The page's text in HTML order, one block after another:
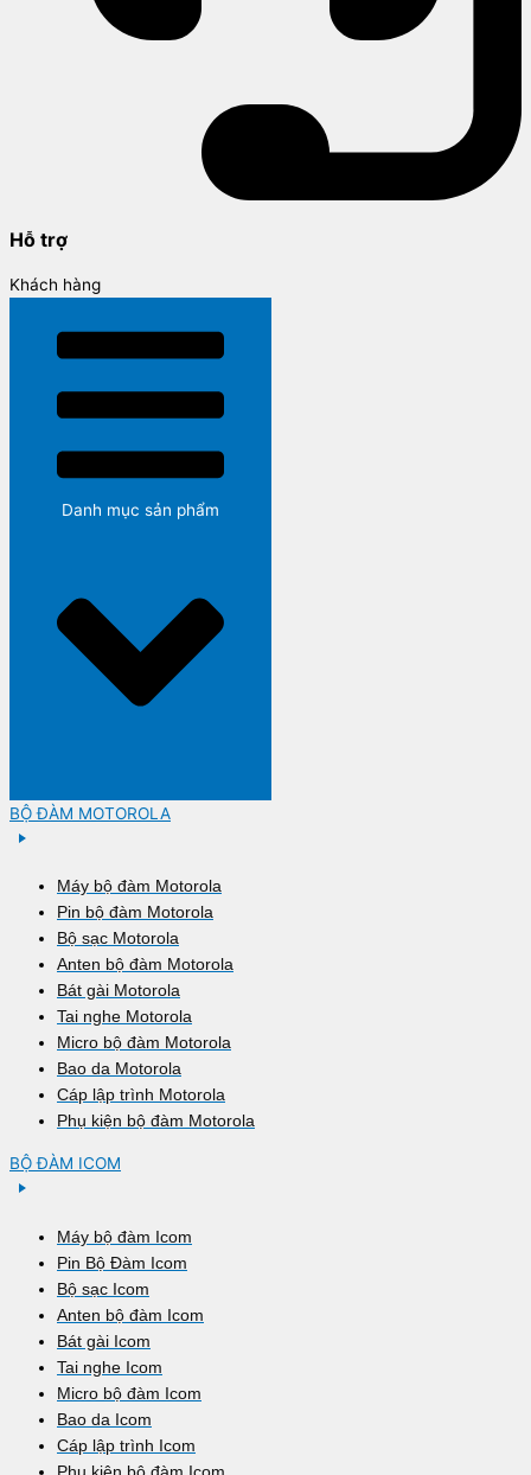
Hỗ trợ
Khách hàng
BỘ ĐÀM MOTOROLA
Máy bộ đàm Motorola
Pin bộ đàm Motorola
Bộ sạc Motorola
Anten bộ đàm Motorola
Bát gài Motorola
Tai nghe Motorola
Micro bộ đàm Motorola
Bao da Motorola
Cáp lập trình Motorola
Phụ kiện bộ đàm Motorola
BỘ ĐÀM ICOM
Máy bộ đàm Icom
Pin Bộ Đàm Icom
Bộ sạc Icom
Anten bộ đàm Icom
Bát gài Icom
Tai nghe Icom
Micro bộ đàm Icom
Bao da Icom
Cáp lập trình Icom
Phụ kiện bộ đàm Icom